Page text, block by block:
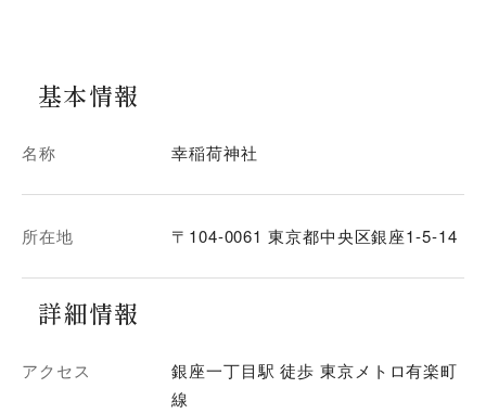
基本情報
名称 幸稲荷神社
所在地 〒104-0061 東京都中央区銀座1-5-14
詳細情報
アクセス
銀座一丁目駅 徒歩 東京メトロ有楽町
線